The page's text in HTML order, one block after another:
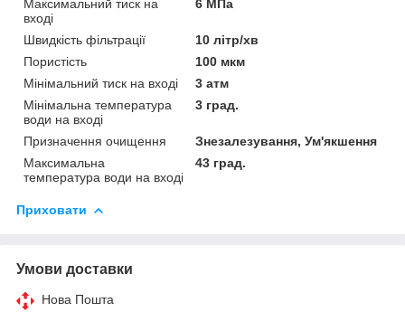
Максимальний тиск на
вході
6 МПа
Швидкість фільтрації
10 літр/хв
Пористість
100 мкм
Мінімальний тиск на вході
3 атм
Мінімальна температура
води на вході
3 град.
Призначення очищення
Знезалезування, Ум'якшення
Максимальна
температура води на вході
43 град.
Приховати
Умови доставки
Нова Пошта